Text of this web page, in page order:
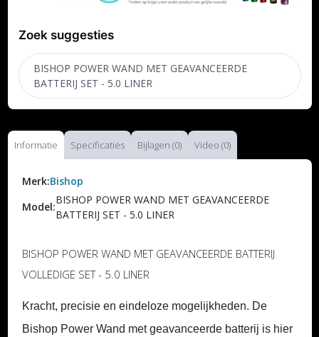
Zoek suggesties
BISHOP POWER WAND MET GEAVANCEERDE
BATTERIJ SET - 5.0 LINER
Informatie Specificaties Bijlagen (0) Video (0)
Merk:Bishop
Model:
BISHOP POWER WAND MET GEAVANCEERDE
BATTERIJ SET - 5.0 LINER
BISHOP POWER WAND MET GEAVANCEERDE BATTERIJ
VOLLEDIGE SET - 5.0 LINER
Kracht, precisie en eindeloze mogelijkheden. De
Bishop Power Wand met geavanceerde batterij is hier